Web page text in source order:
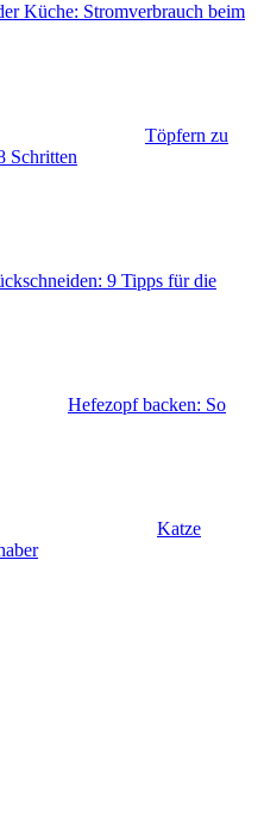
Küche: Stromverbrauch beim
Töpfern zu
Schritten
9 Tipps für die
Hefezopf backen: So
Katze